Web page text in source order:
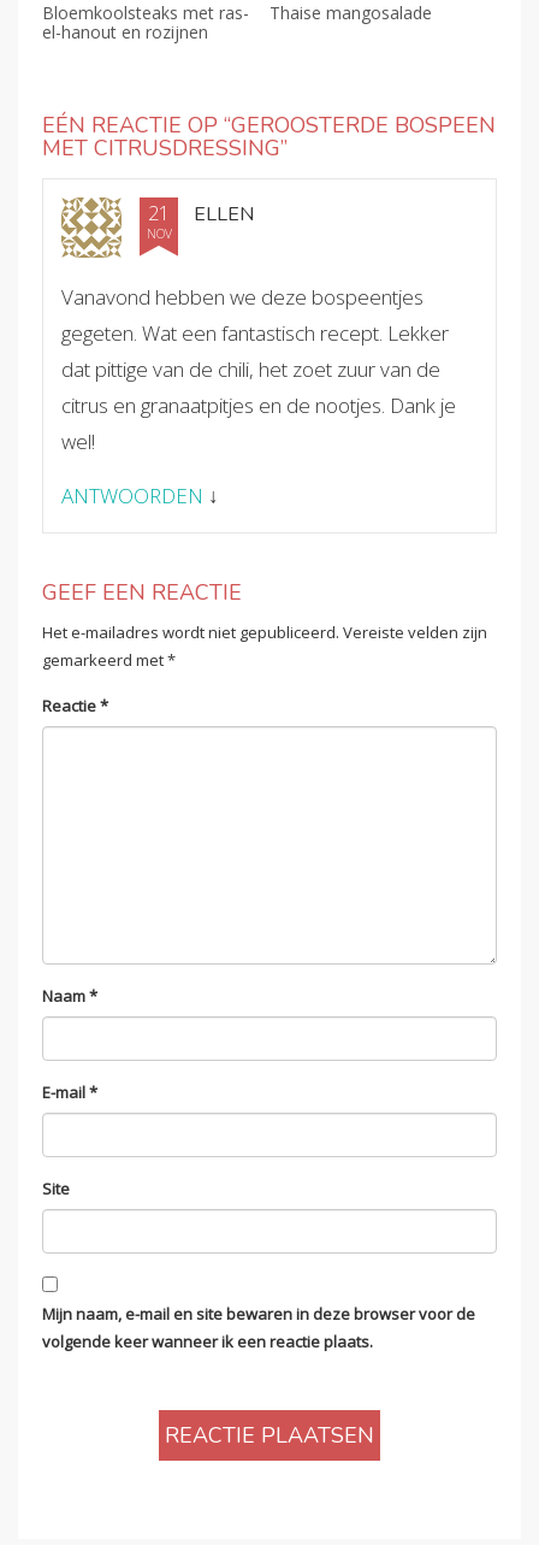
Bloemkoolsteaks met ras-
el-hanout en rozijnen
Thaise mangosalade
EÉN REACTIE OP “GEROOSTERDE BOSPEEN
MET CITRUSDRESSING”
ELLEN
21
NOV
Vanavond hebben we deze bospeentjes
gegeten. Wat een fantastisch recept. Lekker
dat pittige van de chili, het zoet zuur van de
citrus en granaatpitjes en de nootjes. Dank je
wel!
ANTWOORDEN ↓
GEEF EEN REACTIE
Het e-mailadres wordt niet gepubliceerd. Vereiste velden zijn
gemarkeerd met*
Reactie*
Naam*
E-mail*
Site
Mijn naam, e-mail en site bewaren in deze browser voor de
volgende keer wanneer ik een reactie plaats.